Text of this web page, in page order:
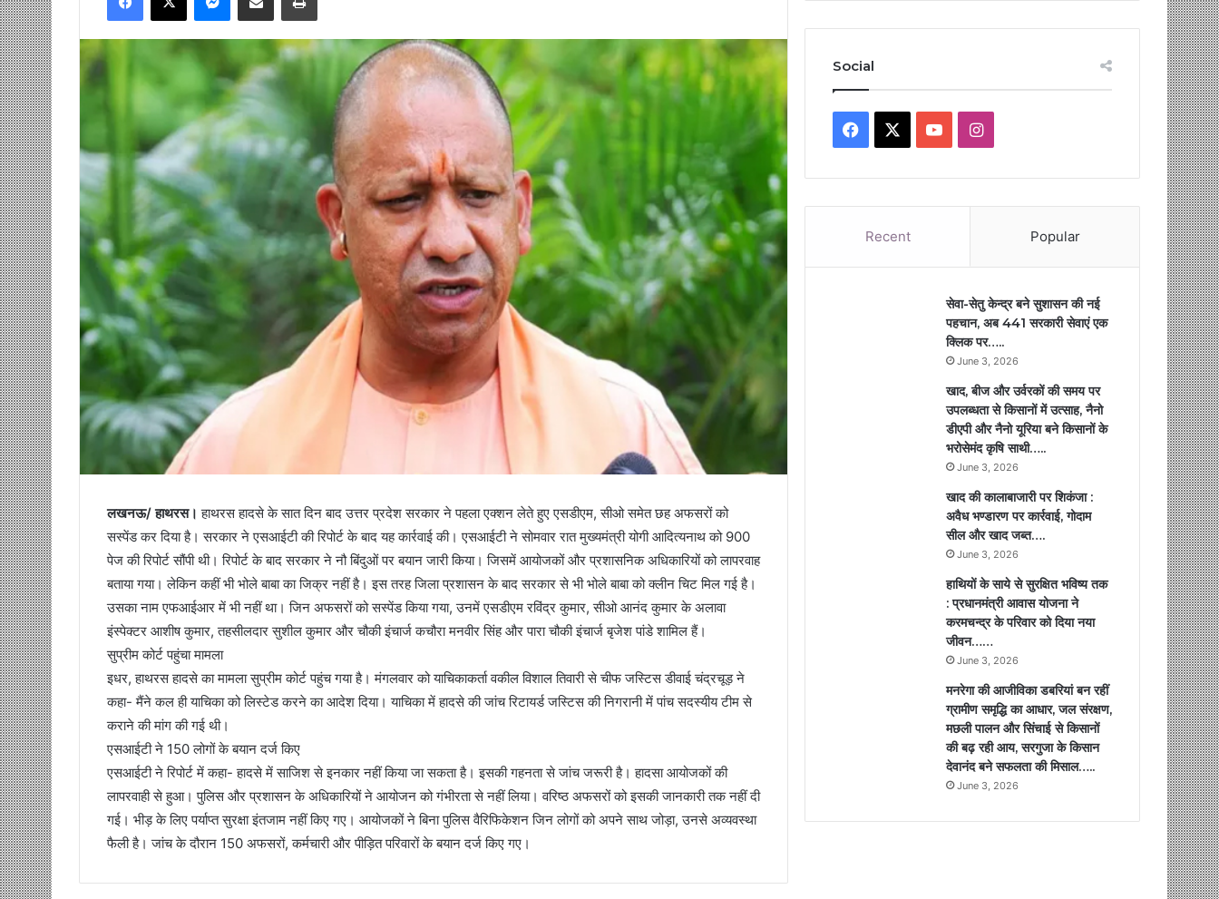
लखनऊ/ हाथरस। हाथरस हादसे के सात दिन बाद उत्तर प्रदेश सरकार ने पहला एक्शन लेते हुए एसडीएम, सीओ समेत छह अफसरों को
सस्पेंड कर दिया है। सरकार ने एसआईटी की रिपोर्ट के बाद यह कार्रवाई की। एसआईटी ने सोमवार रात मुख्यमंत्री योगी आदित्यनाथ को 900
पेज की रिपोर्ट सौंपी थी। रिपोर्ट के बाद सरकार ने नौ बिंदुओं पर बयान जारी किया। जिसमें आयोजकों और प्रशासनिक अधिकारियों को लापरवाह
बताया गया। लेकिन कहीं भी भोले बाबा का जिक्र नहीं है। इस तरह जिला प्रशासन के बाद सरकार से भी भोले बाबा को क्लीन चिट मिल गई है।
उसका नाम एफआईआर में भी नहीं था। जिन अफसरों को सस्पेंड किया गया, उनमें एसडीएम रविंद्र कुमार, सीओ आनंद कुमार के अलावा
इंस्पेक्टर आशीष कुमार, तहसीलदार सुशील कुमार और चौकी इंचार्ज कचौरा मनवीर सिंह और पारा चौकी इंचार्ज बृजेश पांडे शामिल हैं।
सुप्रीम कोर्ट पहुंचा मामला
इधर, हाथरस हादसे का मामला सुप्रीम कोर्ट पहुंच गया है। मंगलवार को याचिकाकर्ता वकील विशाल तिवारी से चीफ जस्टिस डीवाई चंद्रचूड़ ने
कहा- मैंने कल ही याचिका को लिस्टेड करने का आदेश दिया। याचिका में हादसे की जांच रिटायर्ड जस्टिस की निगरानी में पांच सदस्यीय टीम से
कराने की मांग की गई थी।
एसआईटी ने 150 लोगों के बयान दर्ज किए
एसआईटी ने रिपोर्ट में कहा- हादसे में साजिश से इनकार नहीं किया जा सकता है। इसकी गहनता से जांच जरूरी है। हादसा आयोजकों की
लापरवाही से हुआ। पुलिस और प्रशासन के अधिकारियों ने आयोजन को गंभीरता से नहीं लिया। वरिष्ठ अफसरों को इसकी जानकारी तक नहीं दी
गई। भीड़ के लिए पर्याप्त सुरक्षा इंतजाम नहीं किए गए। आयोजकों ने बिना पुलिस वैरिफिकेशन जिन लोगों को अपने साथ जोड़ा, उनसे अव्यवस्था
फैली है। जांच के दौरान 150 अफसरों, कर्मचारी और पीड़ित परिवारों के बयान दर्ज किए गए।
Social
Facebook YouTubeInstagram
Recent Popular
सेवा-सेतु केन्द्र बने सुशासन की नई
पहचान, अब 441 सरकारी सेवाएं एक
क्लिक पर…..
June 3, 2026
खाद, बीज और उर्वरकों की समय पर
उपलब्धता से किसानों में उत्साह, नैनो
डीएपी और नैनो यूरिया बने किसानों के
भरोसेमंद कृषि साथी…..
June 3, 2026
खाद की कालाबाजारी पर शिकंजा :
अवैध भण्डारण पर कार्रवाई, गोदाम
सील और खाद जब्त….
June 3, 2026
हाथियों के साये से सुरक्षित भविष्य तक
: प्रधानमंत्री आवास योजना ने
करमचन्द्र के परिवार को दिया नया
जीवन……
June 3, 2026
मनरेगा की आजीविका डबरियां बन रहीं
ग्रामीण समृद्धि का आधार, जल संरक्षण,
मछली पालन और सिंचाई से किसानों
की बढ़ रही आय, सरगुजा के किसान
देवानंद बने सफलता की मिसाल…..
June 3, 2026